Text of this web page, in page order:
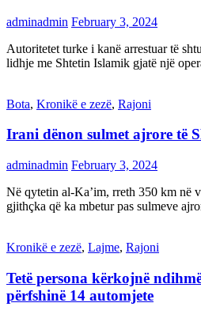
adminadmin February 3, 2024
Autoritetet turke i kanë arrestuar të
lidhje me Shtetin Islamik gjatë një
Bota, Kronikë e zezë, Rajoni
Irani dënon sulmet ajrore të
adminadmin February 3, 2024
Në qytetin al-Ka’im, rreth 350 km në
gjithçka që ka mbetur pas sulmeve
Kronikë e zezë, Lajme, Rajoni
Tetë persona kërkojnë
përfshinë 14 automjete